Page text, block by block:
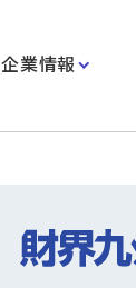
企業情報